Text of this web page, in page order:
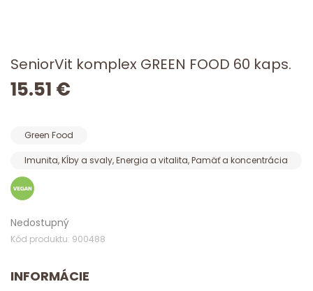
SeniorVit komplex GREEN FOOD 60 kaps.
15.51 €
Green Food
Imunita, Kĺby a svaly, Energia a vitalita, Pamäť a koncentrácia
Nedostupný
Kód produktu: 900488
INFORMÁCIE